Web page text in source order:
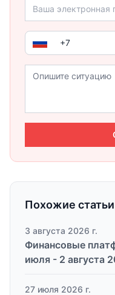
Похожие статьи
3 августа 2026 г.
Финансовые
июля - 2 августа
27 июля 2026 г.